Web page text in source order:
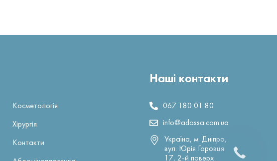
Косметологія
Хірургія
Контакти
Наші контакти
067 180 01 80
info@adassa.com.ua
Україна, м. Дніпро,
вул. Юрія Горовця
17, 2-й поверх